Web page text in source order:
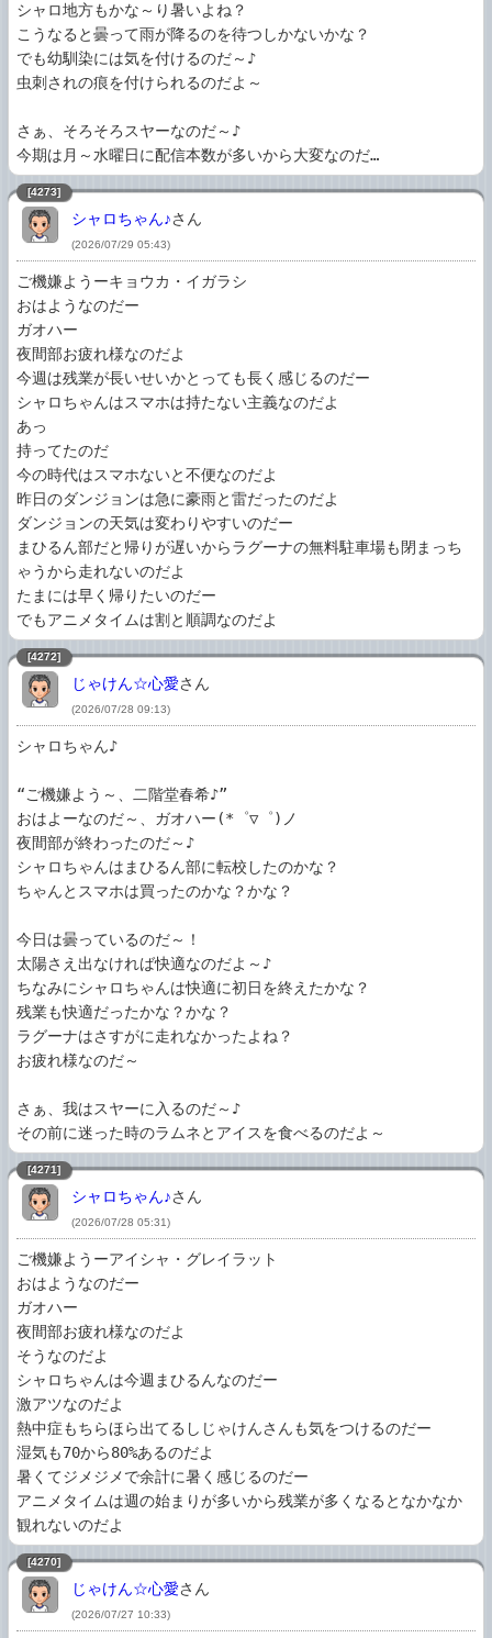
シャロ地方もかな～り暑いよね？
こうなると曇って雨が降るのを待つしかないかな？
でも幼馴染には気を付けるのだ～♪
虫刺されの痕を付けられるのだよ～
さぁ、そろそろスヤーなのだ～♪
今期は月～水曜日に配信本数が多いから大変なのだ…
[4273]
シャロちゃん♪さん
(2026/07/29 05:43)
ご機嫌ようーキョウカ・イガラシ
おはようなのだー
ガオハー
夜間部お疲れ様なのだよ
今週は残業が長いせいかとっても長く感じるのだー
シャロちゃんはスマホは持たない主義なのだよ
あっ
持ってたのだ
今の時代はスマホないと不便なのだよ
昨日のダンジョンは急に豪雨と雷だったのだよ
ダンジョンの天気は変わりやすいのだー
まひるん部だと帰りが遅いからラグーナの無料駐車場も閉まっち
ゃうから走れないのだよ
たまには早く帰りたいのだー
でもアニメタイムは割と順調なのだよ
[4272]
じゃけん☆心愛さん
(2026/07/28 09:13)
シャロちゃん♪
“ご機嫌よう～、二階堂春希♪”
おはよーなのだ～、ガオハー(*゜▽゜)ノ
夜間部が終わったのだ～♪
シャロちゃんはまひるん部に転校したのかな？
ちゃんとスマホは買ったのかな？かな？
今日は曇っているのだ～！
太陽さえ出なければ快適なのだよ～♪
ちなみにシャロちゃんは快適に初日を終えたかな？
残業も快適だったかな？かな？
ラグーナはさすがに走れなかったよね？
お疲れ様なのだ～
さぁ、我はスヤーに入るのだ～♪
その前に迷った時のラムネとアイスを食べるのだよ～
[4271]
シャロちゃん♪さん
(2026/07/28 05:31)
ご機嫌ようーアイシャ・グレイラット
おはようなのだー
ガオハー
夜間部お疲れ様なのだよ
そうなのだよ
シャロちゃんは今週まひるんなのだー
激アツなのだよ
熱中症もちらほら出てるしじゃけんさんも気をつけるのだー
湿気も70から80%あるのだよ
暑くてジメジメで余計に暑く感じるのだー
アニメタイムは週の始まりが多いから残業が多くなるとなかなか
観れないのだよ
[4270]
じゃけん☆心愛さん
(2026/07/27 10:33)